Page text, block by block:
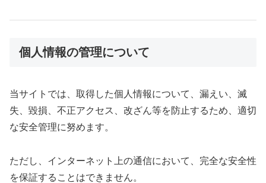
個人情報の管理について
当サイトでは、取得した個人情報について、漏えい、滅
失、毀損、不正アクセス、改ざん等を防止するため、適切
な安全管理に努めます。
ただし、インターネット上の通信において、完全な安全性
を保証することはできません。